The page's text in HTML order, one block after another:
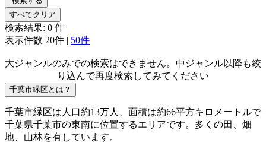
すべてクリア
検索結果: 0 件
表示件数 20件 | 50件
大ジャンルのみでの検索はできません。中ジャンル以降も絞
り込んで再度検索してみてください
千葉市緑区とは？
千葉市緑区は人口約13万人、面積は約66平方キロメートルで
千葉県千葉市の東南に位置するエリアです。多くの田、畑
地、山林を有しています。